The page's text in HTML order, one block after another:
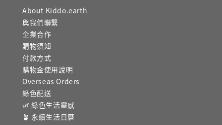
About Kiddo.earth
與我們聯繫
企業合作
購物須知
付款方式
購物金使用說明
Overseas Orders
綠色配送
🌿 綠色生活靈感
🪴 永續生活日曆